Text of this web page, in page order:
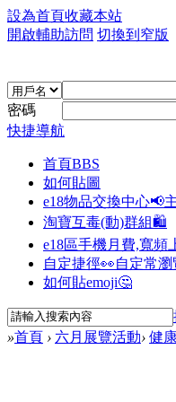
設為首頁收藏本站
開啟輔助訪問 切換到窄版
密碼
快捷導航
首頁BBS
如何貼圖
e18物品交換中心📢
淘寶互毒(動)群組🛍️
e18區手機月費,寬頻
自定捷徑👀自定常
如何貼emoji🤔
»首頁 › 六月展覽活動› 健